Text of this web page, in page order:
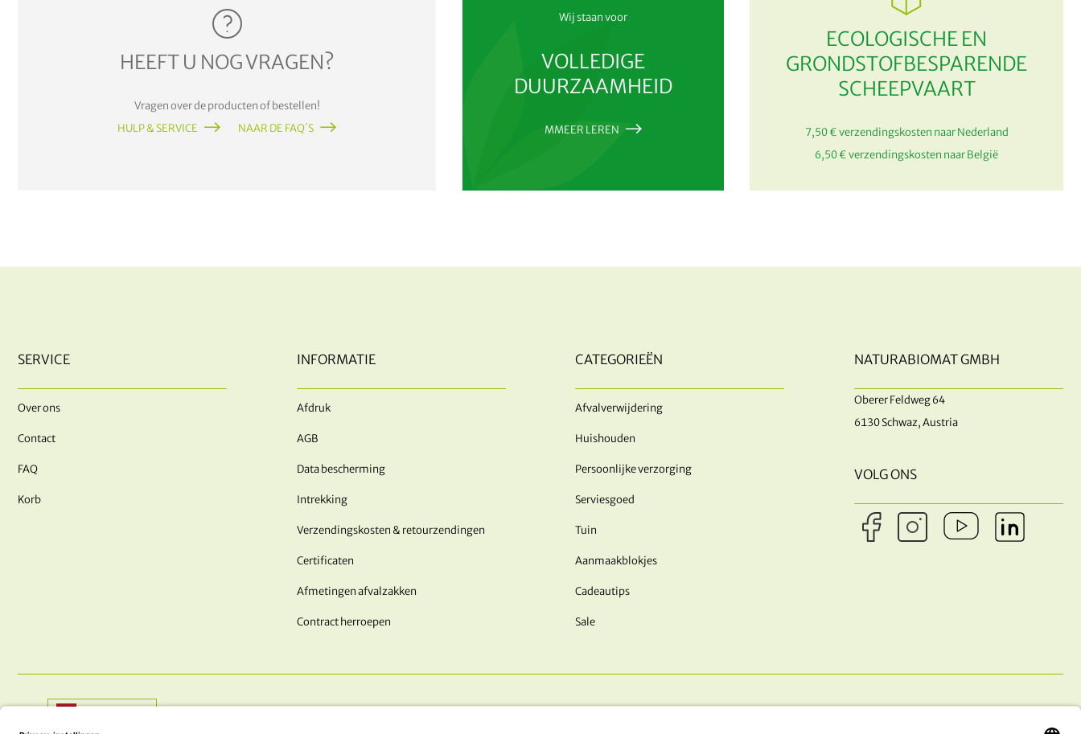
HEEFT U NOG VRAGEN?
Vragen over de producten of bestellen!
HULP & SERVICE
NAAR DE FAQ´S
Wij staan voor
VOLLEDIGE
DUURZAAMHEID
MMEER LEREN
ECOLOGISCHE EN
GRONDSTOFBESPARENDE
SCHEEPVAART
7,50 € verzendingskosten naar Nederland
6,50 € verzendingskosten naar België
SERVICE
Over ons
Contact
FAQ
Korb
INFORMATIE
Afdruk
AGB
Data bescherming
Intrekking
Verzendingskosten & retourzendingen
Certificaten
Afmetingen afvalzakken
Contract herroepen
CATEGORIEËN
Afvalverwijdering
Huishouden
Persoonlijke verzorging
Serviesgoed
Tuin
Aanmaakblokjes
Cadeautips
Sale
NATURABIOMAT GMBH
Oberer Feldweg 64
6130 Schwaz, Austria
VOLG ONS